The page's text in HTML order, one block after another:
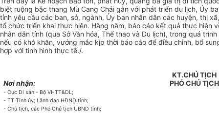
biệt ruộng bậc thang Mù Cang Chải gắn với phát triển du lịch, Ủy
tỉnh yêu cầu các ban, sở, ngành, Ủy ban nhân dân các huyện, thị
tổ chức triển khai thực hiện. Hằng năm, báo cáo kết quả thực hiện
nhân dân tỉnh (qua SởVăn hóa, Thể thao và Du lịch), trong quá
nếu có khó khăn, vướng mắc kịp thời báo cáo để điều chỉnh, bổ
hợp với tình hình thực tế./.
Nơi nhận:
- Cục Di sản - Bộ VHTT&DL;
- TTTỉnhủy; Lãnh đạo HĐND tỉnh;
- Chủ tịch, các Phó Chủ tịch UBND tỉnh;
KT.CHỦ TỊCH
PHÓ CHỦ TỊCH